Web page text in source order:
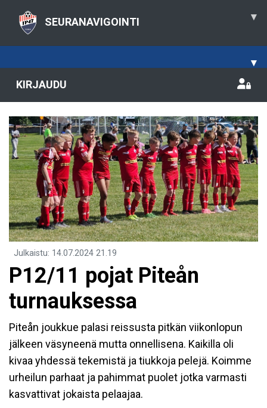
SEURANAVIGOINTI ▾
▾
KIRJAUDU
Julkaistu: 14.07.2024 21.19
P12/11 pojat Piteån
turnauksessa
Piteån joukkue palasi reissusta pitkän viikonlopun
jälkeen väsyneenä mutta onnellisena. Kaikilla oli
kivaa yhdessä tekemistä ja tiukkoja pelejä. Koimme
urheilun parhaat ja pahimmat puolet jotka varmasti
kasvattivat jokaista pelaajaa.